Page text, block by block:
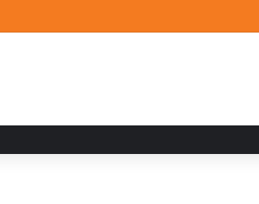
fortalece su acervo con nuevas obras de artistas